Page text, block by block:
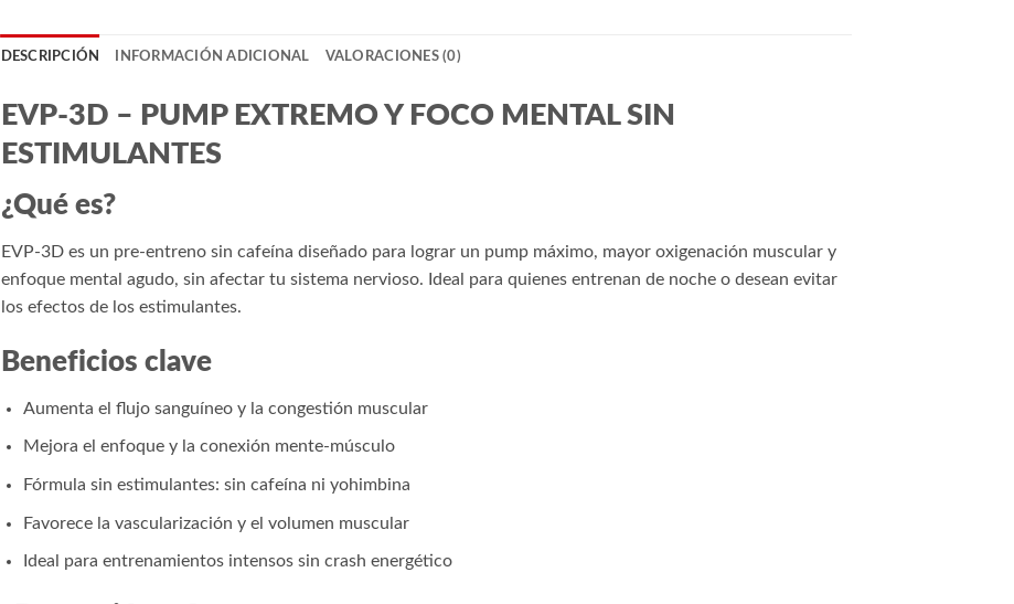
DESCRIPCIÓN INFORMACIÓN ADICIONAL VALORACIONES (0)
EVP-3D – PUMP EXTREMO Y FOCO MENTAL SIN
ESTIMULANTES
¿Qué es?
EVP-3D es un pre-entreno sin cafeína diseñado para lograr un pump máximo, mayor oxigenación muscular y
enfoque mental agudo, sin afectar tu sistema nervioso. Ideal para quienes entrenan de noche o desean evitar
los efectos de los estimulantes.
Beneficios clave
Aumenta el flujo sanguíneo y la congestión muscular
Mejora el enfoque y la conexión mente-músculo
Fórmula sin estimulantes: sin cafeína ni yohimbina
Favorece la vascularización y el volumen muscular
Ideal para entrenamientos intensos sin crash energético